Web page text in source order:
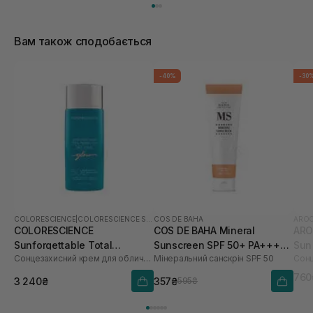
Вам також сподобається
COLORESCIENCE
COLORESCIENCE
Sunforgettable Total
Protection Face Shield GlowСонцезахисний крем для обличчя з ефектом сяйва
3 240₴
-40%
COS DE BAHA
COS DE BAHA Mineral
Sunscreen SPF 50+ PA++++
45 мл
Мінеральний санскрін SPF 50
357₴595₴
-